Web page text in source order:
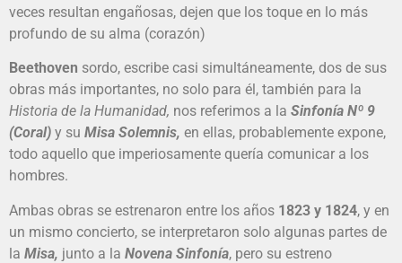
veces resultan engañosas, dejen que los toque en lo más
profundo de su alma (corazón)
Beethoven sordo, escribe casi simultáneamente, dos de sus
obras más importantes, no solo para él, también para la
Historia de la Humanidad, nos referimos a la Sinfonía Nº 9
(Coral) y su Misa Solemnis, en ellas, probablemente expone,
todo aquello que imperiosamente quería comunicar a los
hombres.
Ambas obras se estrenaron entre los años 1823 y 1824, y en
un mismo concierto, se interpretaron solo algunas partes de
la Misa, junto a la Novena Sinfonía, pero su estreno